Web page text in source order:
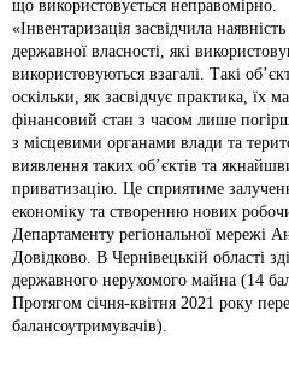
що використовується неправомірно.
«Інвентаризація засвідчила наявність
державної власності, які
використовуються взагалі. Такі
оскільки, як засвідчує практика, їх
фінансовий стан з часом лише
з місцевими органами влади та
виявлення таких об’єктів та
приватизацію. Це сприятиме
економіку та створенню нових
Департаменту регіональної мережі
Довідково. В Чернівецькій області
державного нерухомого майна (14
Протягом січня-квітня 2021 року
балансоутримувачів).